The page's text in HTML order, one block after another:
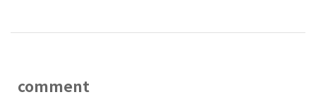
comment